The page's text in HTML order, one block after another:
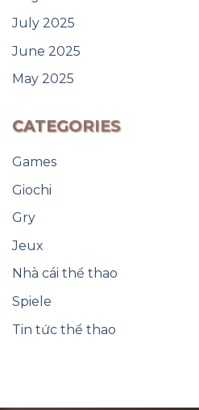
July 2025
June 2025
May 2025
CATEGORIES
Games
Giochi
Gry
Jeux
Nhà cái thể thao
Spiele
Tin tức thể thao